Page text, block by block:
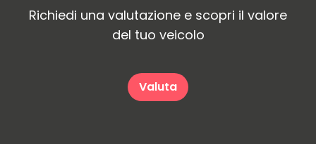
Richiedi una valutazione e scopri il valore
del tuo veicolo
Valuta